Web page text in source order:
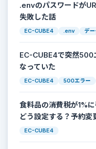
.envのパスワードが
失敗した話
EC-CUBE4 .env デー
EC-CUBE4で突然
なっていた
EC-CUBE4 500エラー
食料品の消費税が1%
どう設定する？予約
EC-CUBE4